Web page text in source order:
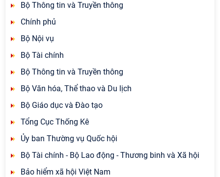
Bộ Thông tin và Truyền thông
Chính phủ
Bộ Nội vụ
Bộ Tài chính
Bộ Thông tin và Truyền thông
Bộ Văn hóa, Thể thao và Du lịch
Bộ Giáo dục và Đào tạo
Tổng Cục Thống Kê
Ủy ban Thường vụ Quốc hội
Bộ Tài chính - Bộ Lao động - Thương binh và Xã hội
Bảo hiểm xã hội Việt Nam